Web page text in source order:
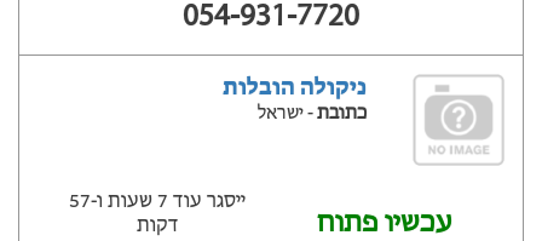
054-931-7720
ניקולה הובלות
כתובת- ישראל
עכשיו פתוח
ייסגר עוד 7 שעות ‫ו-57
דקות